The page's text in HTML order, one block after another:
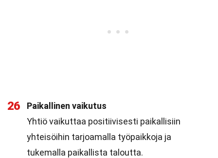
26
Paikallinen vaikutus
Yhtiö vaikuttaa positiivisesti paikallisiin
yhteisöihin tarjoamalla työpaikkoja ja
tukemalla paikallista taloutta.